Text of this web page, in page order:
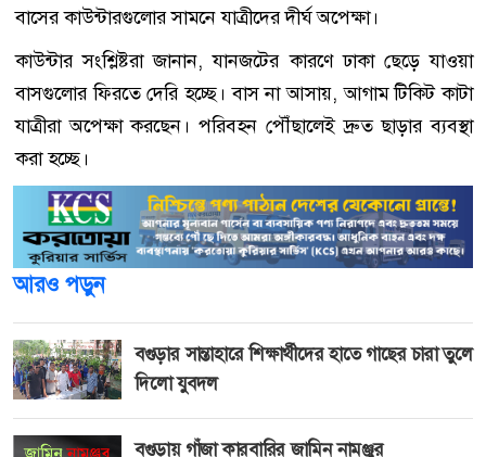
বাসের কাউন্টারগুলোর সামনে যাত্রীদের দীর্ঘ অপেক্ষা।
কাউন্টার সংশ্লিষ্টরা জানান, যানজটের কারণে ঢাকা ছেড়ে যাওয়া
বাসগুলোর ফিরতে দেরি হচ্ছে। বাস না আসায়, আগাম টিকিট কাটা
যাত্রীরা অপেক্ষা করছেন। পরিবহন পৌঁছালেই দ্রুত ছাড়ার ব্যবস্থা
করা হচ্ছে।
আরও পড়ুন
বগুড়ার সান্তাহারে শিক্ষার্থীদের হাতে গাছের চারা তুলে
দিলো যুবদল
বগুড়ায় গাঁজা কারবারির জামিন নামঞ্জুর